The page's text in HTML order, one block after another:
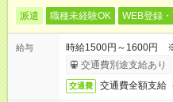
派遣 職種未経験OK WEB登録
給与
時給1500円～1600円 ※
交通費別途支給あり
交通費 交通費全額支給